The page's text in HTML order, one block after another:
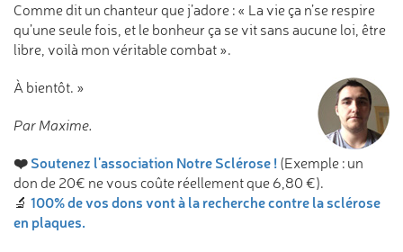
Comme dit un chanteur que j’adore : « La vie ça n’se respire
qu’une seule fois, et le bonheur ça se vit sans aucune loi, être
libre, voilà mon véritable combat ».
À bientôt. »
Par Maxime.
❤️Soutenez l'association Notre Sclérose ! (Exemple : un
don de 20€ ne vous coûte réellement que 6,80 €).
🔬 100% de vos dons vont à la recherche contre la sclérose
en plaques.